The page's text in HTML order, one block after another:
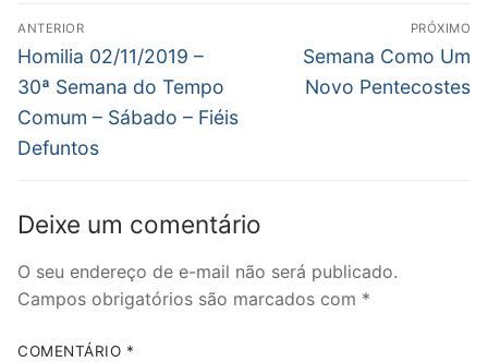
janela)
Navegação
de
Post
ANTERIOR
Post
anterior:
Homilia 02/11/2019 –
30ª Semana do Tempo
Comum – Sábado – Fiéis
Defuntos
PRÓXIMO
Próximo
post:
Semana Como Um
Novo Pentecostes
Deixe um comentário
O seu endereço de e-mail não será publicado.
Campos obrigatórios são marcados com *
COMENTÁRIO *